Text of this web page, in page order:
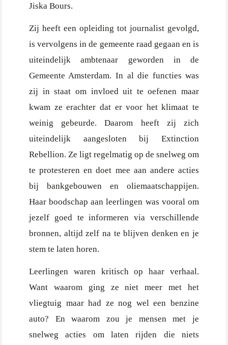
Jiska Bours.
Zij heeft een opleiding tot journalist gevolgd,
is vervolgens in de gemeente raad gegaan en is
uiteindelijk ambtenaar geworden in de
Gemeente Amsterdam. In al die functies was
zij in staat om invloed uit te oefenen maar
kwam ze erachter dat er voor het klimaat te
weinig gebeurde. Daarom heeft zij zich
uiteindelijk aangesloten bij Extinction
Rebellion. Ze ligt regelmatig op de snelweg om
te protesteren en doet mee aan andere acties
bij bankgebouwen en oliemaatschappijen.
Haar boodschap aan leerlingen was vooral om
jezelf goed te informeren via verschillende
bronnen, altijd zelf na te blijven denken en je
stem te laten horen.
Leerlingen waren kritisch op haar verhaal.
Want waarom ging ze niet meer met het
vliegtuig maar had ze nog wel een benzine
auto? En waarom zou je mensen met je
snelweg acties om laten rijden die niets